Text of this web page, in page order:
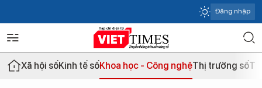
Đăng nhập
Xã hội sốKinh tế sốKhoa học - Công nghệThị trường số